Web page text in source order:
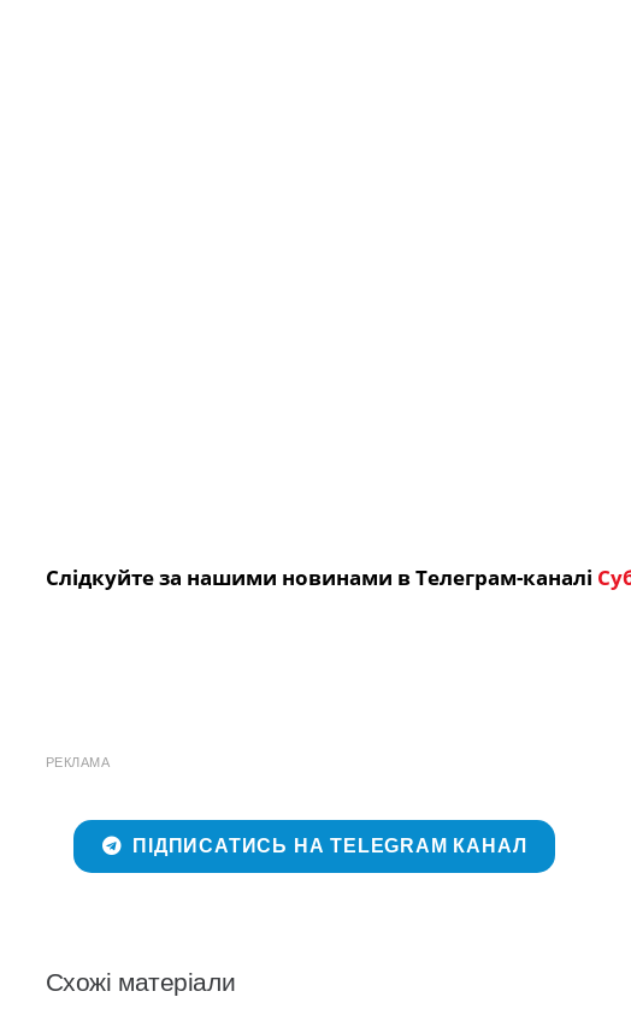
Слідкуйте за нашими новинами в Телеграм-каналі
РЕКЛАМА
ПІДПИСАТИСЬ НА TELEGRAM КАНАЛ
Схожі матеріали